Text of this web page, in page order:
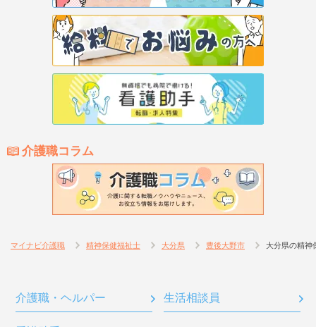
介護職コラム
マイナビ介護職 精神保健福祉士 大分県 豊後大野市 大分県の精神
介護職・ヘルパー 生活相談員